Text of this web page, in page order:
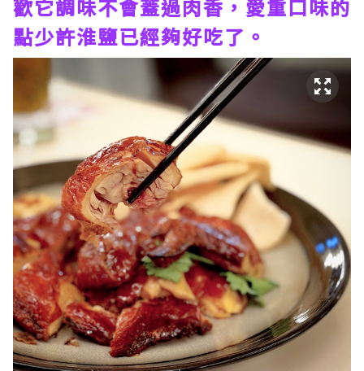
歡它調味不會蓋過肉香，愛重口味的
點少許淮鹽已經夠好吃了。